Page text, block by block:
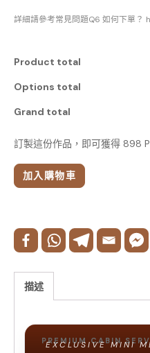
詳細請參考常見問題Q6 如何下單
Product total
Options total
Grand total
訂製這份作品，即可獲得 898
加入購物車
描述
PREMIUM CABIN
真人公仔
EXCLUSIVE MINI